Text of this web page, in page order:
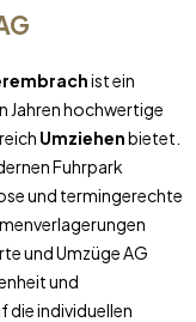
ist ein
Jahren hochwertige
Umziehenbietet.
Fuhrpark
und termingerechte
und Umzüge AG
und
die individuellen